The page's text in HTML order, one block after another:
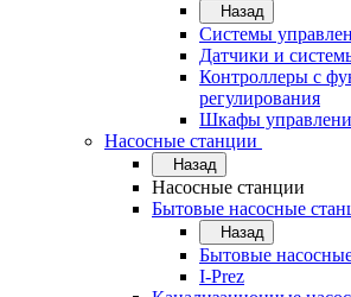
Назад
Системы
Датчики и
Контроллеры с
регулирования
Шкафы
Насосные станции
Назад
Насосные станции
Бытовые насосные
Назад
Бытовые
I-Prez